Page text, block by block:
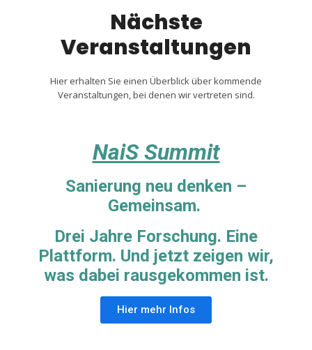
Nächste
Veranstaltungen
Hier erhalten Sie einen Überblick über kommende
Veranstaltungen, bei denen wir vertreten sind.
NaiS Summit
Sanierung neu denken –
Gemeinsam.
Drei Jahre Forschung. Eine
Plattform. Und jetzt zeigen wir,
was dabei rausgekommen ist.
Hier mehr Infos